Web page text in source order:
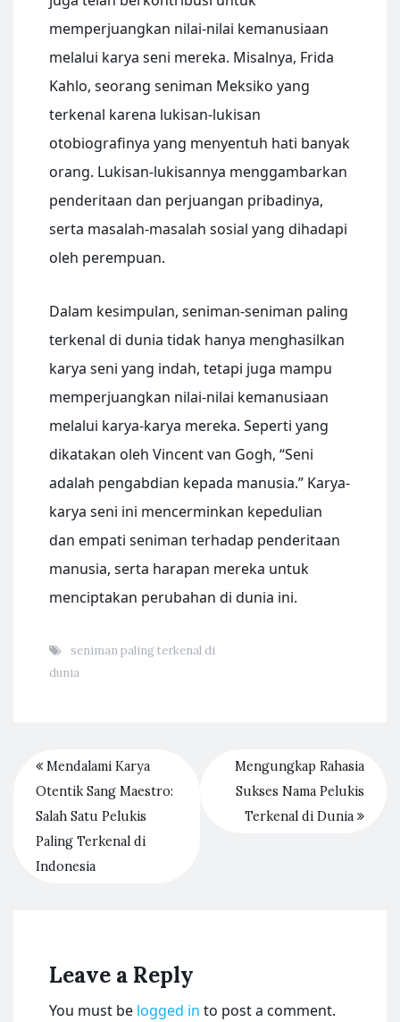
memperjuangkan nilai-nilai kemanusiaan
melalui karya seni mereka. Misalnya, Frida
Kahlo, seorang seniman Meksiko yang
terkenal karena lukisan-lukisan
otobiografinya yang menyentuh hati banyak
orang. Lukisan-lukisannya menggambarkan
penderitaan dan perjuangan pribadinya,
serta masalah-masalah sosial yang dihadapi
oleh perempuan.
Dalam kesimpulan, seniman-seniman paling
terkenal di dunia tidak hanya menghasilkan
karya seni yang indah, tetapi juga mampu
memperjuangkan nilai-nilai kemanusiaan
melalui karya-karya mereka. Seperti yang
dikatakan oleh Vincent van Gogh, “Seni
adalah pengabdian kepada manusia.” Karya-
karya seni ini mencerminkan kepedulian
dan empati seniman terhadap penderitaan
manusia, serta harapan mereka untuk
menciptakan perubahan di dunia ini.
seniman paling terkenal di
dunia
Mendalami Karya
Otentik Sang Maestro:
Salah Satu Pelukis
Paling Terkenal di
Indonesia
Mengungkap Rahasia
Sukses Nama Pelukis
Terkenal di Dunia
Leave a Reply
You must be logged in to post a comment.